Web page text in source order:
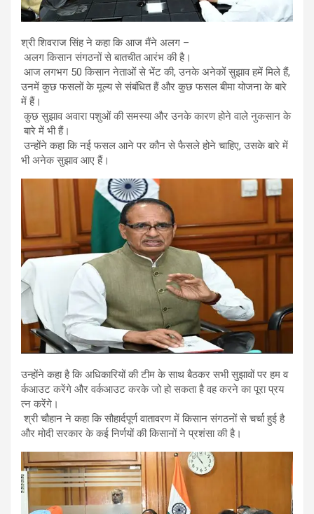
श्री शिवराज सिंह ने कहा कि आज मैंने अलग –
अलग किसान संगठनों से बातचीत आरंभ की है।
आज लगभग 50 किसान नेताओं से भेंट की, उनके अनेकों सुझाव हमें मिले हैं,
उनमें कुछ फसलों के मूल्य से संबंधित हैं और कुछ फसल बीमा योजना के बारे
में हैं।
कुछ सुझाव अवारा पशुओं की समस्या और उनके कारण होने वाले नुकसान के
बारे में भी हैं।
उन्होंने कहा कि नई फसल आने पर कौन से फैसले होने चाहिए, उसके बारे में
भी अनेक सुझाव आए हैं।
उन्होंने कहा है कि अधिकारियों की टीम के साथ बैठकर सभी सुझावों पर हम व
र्कआउट करेंगे और वर्कआउट करके जो हो सकता है वह करने का पूरा प्रय
त्न करेंगे।
श्री चौहान ने कहा कि सौहार्दपूर्ण वातावरण में किसान संगठनों से चर्चा हुई है
और मोदी सरकार के कई निर्णयों की किसानों ने प्रशंसा की है।